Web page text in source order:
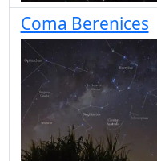
Coma Berenices